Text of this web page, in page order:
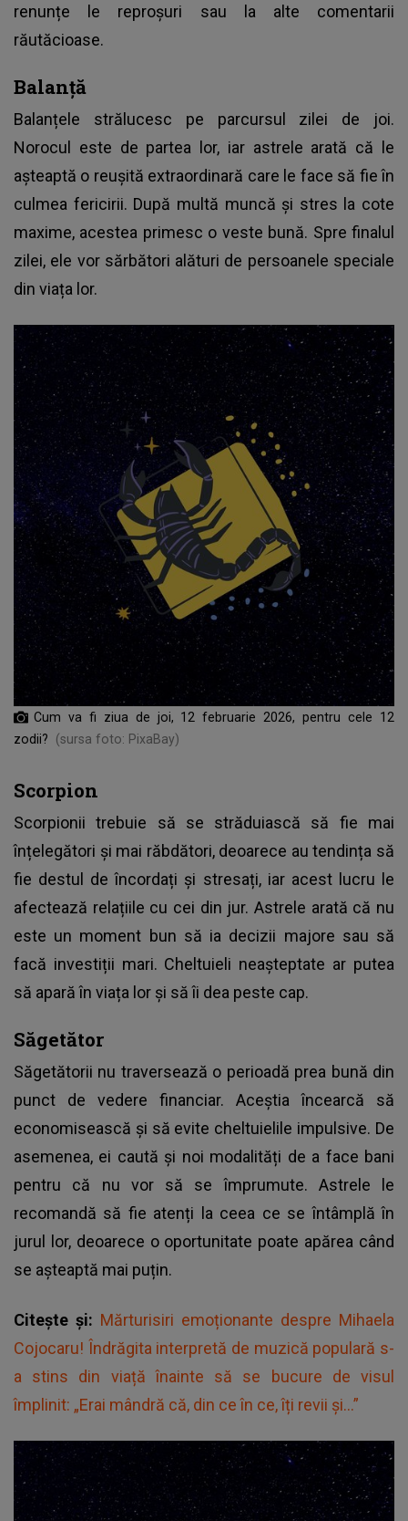
renunțe le reproșuri sau la alte comentarii
răutăcioase.
Balanță
Balanțele strălucesc pe parcursul zilei de joi.
Norocul este de partea lor, iar astrele arată că le
așteaptă o reușită extraordinară care le face să fie în
culmea fericirii. După multă muncă și stres la cote
maxime, acestea primesc o veste bună. Spre finalul
zilei, ele vor sărbători alături de persoanele speciale
din viața lor.
Cum va fi ziua de joi, 12 februarie 2026, pentru cele 12
zodii?
(sursa foto: PixaBay)
Scorpion
Scorpionii trebuie să se străduiască să fie mai
înțelegători și mai răbdători, deoarece au tendința să
fie destul de încordați și stresați, iar acest lucru le
afectează relațiile cu cei din jur. Astrele arată că nu
este un moment bun să ia decizii majore sau să
facă investiții mari. Cheltuieli neașteptate ar putea
să apară în viața lor și să îi dea peste cap.
Săgetător
Săgetătorii nu traversează o perioadă prea bună din
punct de vedere financiar. Aceștia încearcă să
economisească și să evite cheltuielile impulsive. De
asemenea, ei caută și noi modalități de a face bani
pentru că nu vor să se împrumute. Astrele le
recomandă să fie atenți la ceea ce se întâmplă în
jurul lor, deoarece o oportunitate poate apărea când
se așteaptă mai puțin.
Citește și: Mărturisiri emoționante despre Mihaela
Cojocaru! Îndrăgita interpretă de muzică populară s-
a stins din viață înainte să se bucure de visul
împlinit: „Erai mândră că, din ce în ce, îți revii și...”